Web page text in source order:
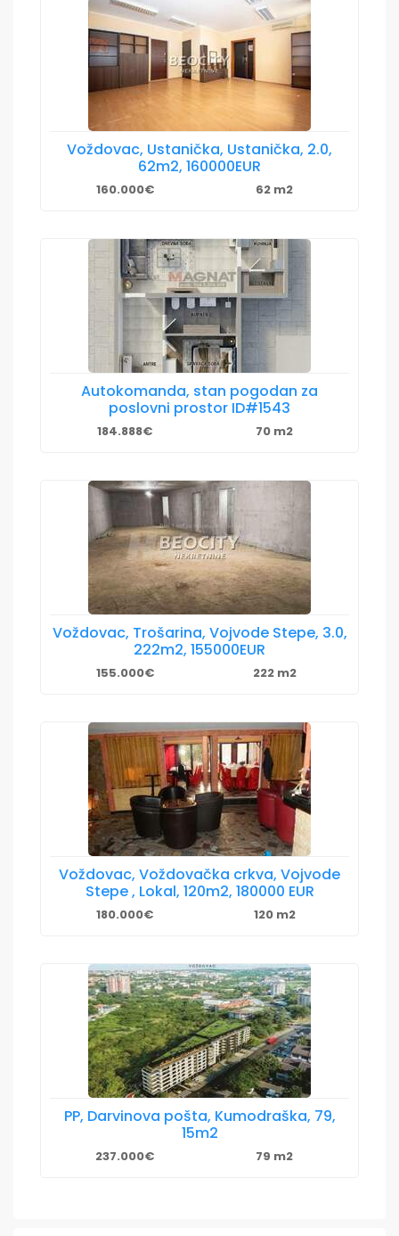
Voždovac, Ustanička, Ustanička, 2.0,
62m2, 160000EUR
160.000€ 62 m2
Autokomanda, stan pogodan za
poslovni prostor ID#1543
184.888€ 70 m2
Voždovac, Trošarina, Vojvode Stepe, 3.0,
222m2, 155000EUR
155.000€ 222 m2
Voždovac, Voždovačka crkva, Vojvode
Stepe , Lokal, 120m2, 180000 EUR
180.000€ 120 m2
PP, Darvinova pošta, Kumodraška, 79,
15m2
237.000€ 79 m2